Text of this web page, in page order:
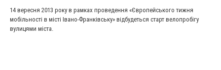
14 вересня 2013 року в рамках проведення «Європейського тижня
мобільності в місті Івано-Франківську» відбудеться старт велопробігу
вулицями міста.